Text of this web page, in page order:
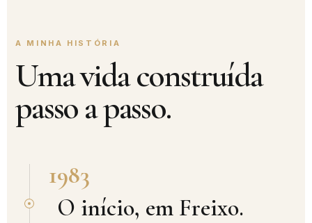
A MINHA HISTÓRIA
Uma vida construída
passo a passo.
1983
O início, em Freixo.